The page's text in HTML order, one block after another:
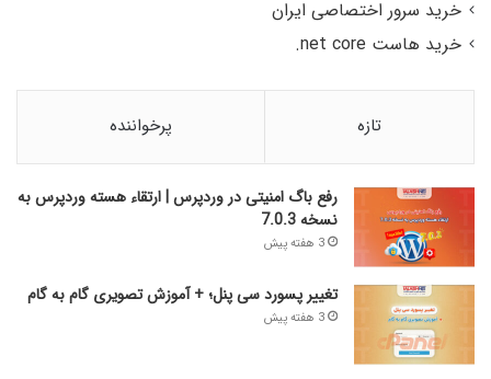
خرید سرور اختصاصی ایران
خرید هاست net core.
تازه پرخواننده
رفع باگ امنیتی در وردپرس | ارتقاء هسته وردپرس به
نسخه 7.0.3
3 هفته پیش
تغییر پسورد سی پنل؛ + آموزش تصویری گام به گام
3 هفته پیش